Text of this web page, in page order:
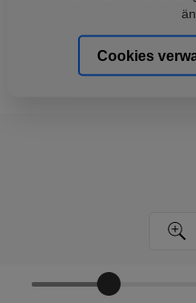
Cookies